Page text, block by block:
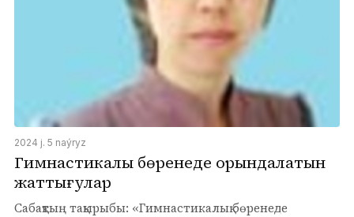
2024 j. 5 naýryz
Гимнастикалық бөренеде орындалатын
жаттығулар
Сабақтың тақырыбы: «Гимнастикалық бөренеде